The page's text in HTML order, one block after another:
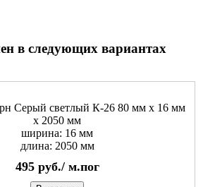
в следующих вариантах
Серый светлый К-26 80 мм х 16 мм
х 2050 мм
ширина: 16 мм
длина: 2050 мм
495 руб./ м.пог